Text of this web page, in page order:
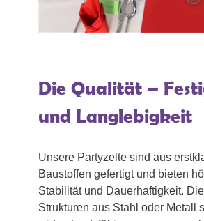
Die Qualität –
und Langlebigkeit
Unsere Partyzelte sind aus
Baustoffen gefertigt und bieten
Stabilität und Dauerhaftigkeit.
Strukturen aus Stahl oder Metall